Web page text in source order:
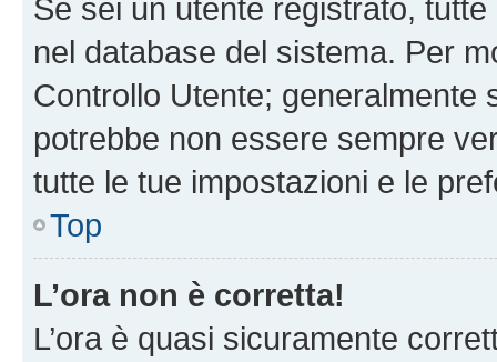
Se sei un utente registrato,
nel database del sistema. Per
Controllo Utente; generalmente
potrebbe non essere sempre
tutte le tue impostazioni e le
Top
L’ora non è corretta!
L’ora è quasi sicuramente